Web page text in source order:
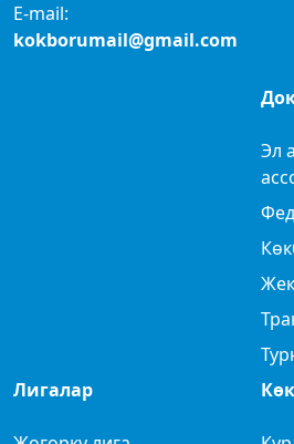
E-mail:
kokborumail@gmail.com
Эл
Лигалар